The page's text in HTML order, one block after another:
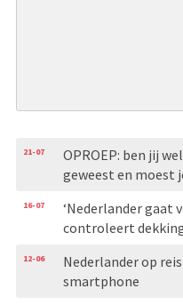
21-07
OPROEP: ben jij
geweest en moest
16-07
‘Nederlander gaat
controleert
12-06
Nederlander op
smartphone